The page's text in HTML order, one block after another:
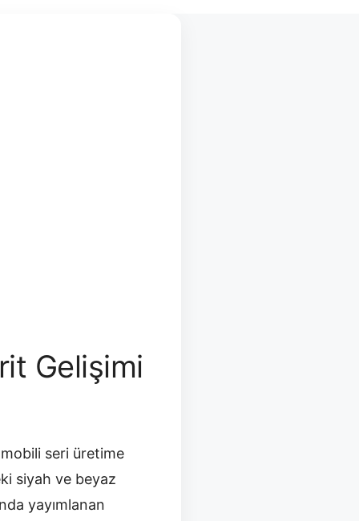
Gelişimi
seri üretime
siyah ve beyaz
yayımlanan